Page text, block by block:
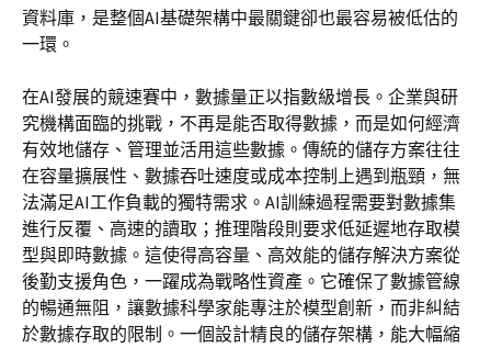
資料庫，是整個AI基礎架構中最關鍵卻也最容易被低估的
一環。
在AI發展的競速賽中，數據量正以指數級增長。企業與研
究機構面臨的挑戰，不再是能否取得數據，而是如何經濟
有效地儲存、管理並活用這些數據。傳統的儲存方案往往
在容量擴展性、數據吞吐速度或成本控制上遇到瓶頸，無
法滿足AI工作負載的獨特需求。AI訓練過程需要對數據集
進行反覆、高速的讀取；推理階段則要求低延遲地存取模
型與即時數據。這使得高容量、高效能的儲存解決方案從
後勤支援角色，一躍成為戰略性資產。它確保了數據管線
的暢通無阻，讓數據科學家能專注於模型創新，而非糾結
於數據存取的限制。一個設計精良的儲存架構，能大幅縮